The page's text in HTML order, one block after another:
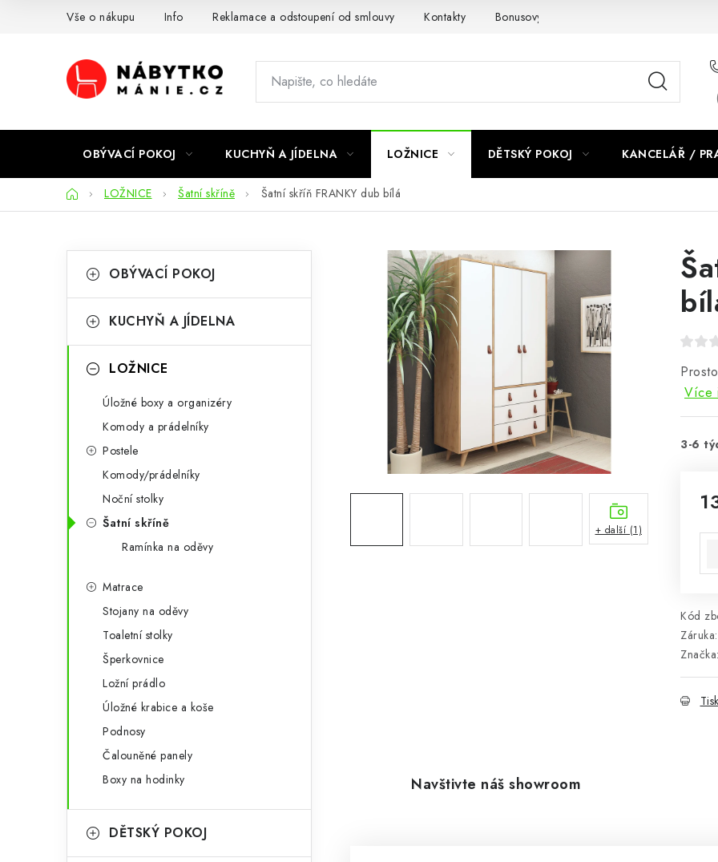
Vše o nákupu Info Reklamace a odstoupení od smlouvy Kontakty Bonusový program NBM+
OBÝVACÍ POKOJ KUCHYŇ A JÍDELNA LOŽNICE DĚTSKÝ POKOJ KANCELÁŘ /
DomůLOŽNICE Šatní skříně Šatní skříň FRANKY dub bílá
o
t
í
p
kategorie
a
e
OBÝVACÍ POKOJ
KUCHYŇ A JÍDELNA
LOŽNICE
Úložné boxy a organizéry
Komody a prádelníky
Postele
Komody/prádelníky
Noční stolky
Šatní skříně
Ramínka na oděvy
Matrace
Stojany na oděvy
Toaletní stolky
Šperkovnice
Ložní prádlo
Úložné krabice a koše
Podnosy
Čalouněné panely
Boxy na hodinky
DĚTSKÝ POKOJ
Více
3-6
Kód
Záruka:
+ další (1)
Navštivte náš showroom